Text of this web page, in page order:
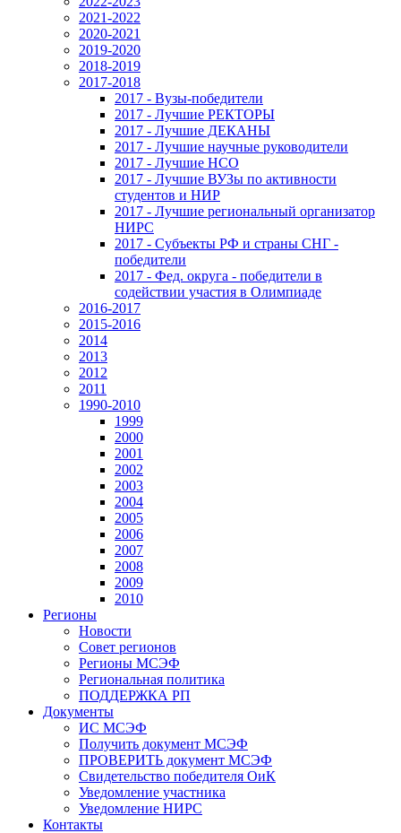
2021-2022
2020-2021
2019-2020
2018-2019
2017-2018
2017 - Вузы-победители
2017 - Лучшие РЕКТОРЫ
2017 - Лучшие ДЕКАНЫ
2017 - Лучшие научные руководители
2017 - Лучшие НСО
2017 - Лучшие ВУЗы по активности
студентов и НИР
2017 - Лучшие региональный организатор
НИРС
2017 - Субъекты РФ и страны СНГ -
победители
2017 - Фед. округа - победители в
содействии участия в Олимпиаде
2016-2017
2015-2016
2014
2013
2012
2011
1990-2010
1999
2000
2001
2002
2003
2004
2005
2006
2007
2008
2009
2010
Регионы
Новости
Совет регионов
Регионы МСЭФ
Региональная политика
ПОДДЕРЖКА РП
Документы
ИС МСЭФ
Получить документ МСЭФ
ПРОВЕРИТЬ документ МСЭФ
Свидетельство победителя ОиК
Уведомление участника
Уведомление НИРС
Контакты